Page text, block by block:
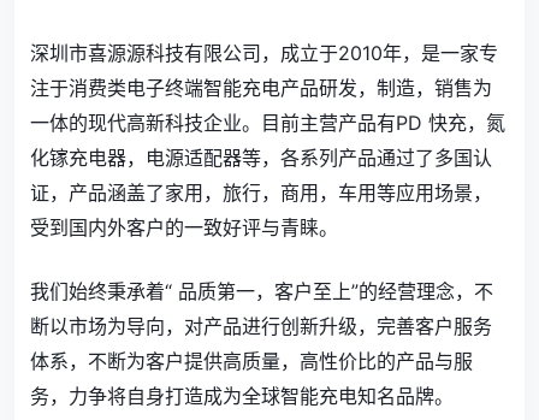
深圳市喜源源科技有限公司，成立于2010年，是一家专
注于消费类电子终端智能充电产品研发，制造，销售为
一体的现代高新科技企业。目前主营产品有PD 快充，氮
化镓充电器，电源适配器等，各系列产品通过了多国认
证，产品涵盖了家用，旅行，商用，车用等应用场景，
受到国内外客户的一致好评与青睐。
我们始终秉承着“ 品质第一，客户至上”的经营理念，不
断以市场为导向，对产品进行创新升级，完善客户服务
体系，不断为客户提供高质量，高性价比的产品与服
务，力争将自身打造成为全球智能充电知名品牌。